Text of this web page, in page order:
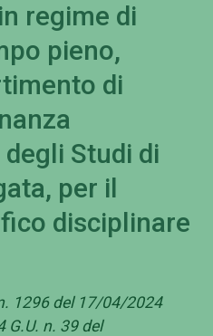
regime di
pieno,
di
degli Studi di
per il
disciplinare
1296 del 17/04/2024
n. 39 del